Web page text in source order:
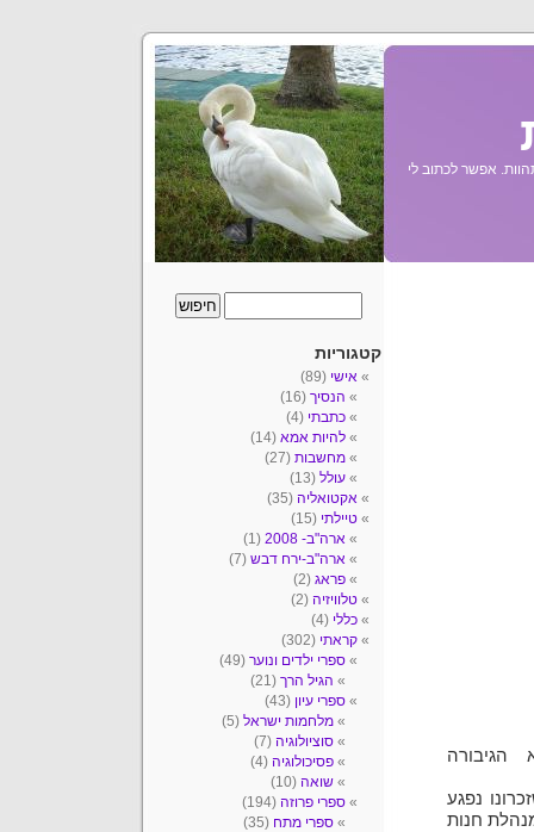
אפשר לכתוב לי
נפגע
חנות
קטגוריות
אישי (89)
הנסיך (16)
כתבתי (4)
להיות אמא (14)
מחשבות (27)
עולל (13)
אקטואליה (35)
טיילתי (15)
ארה"ב- 2008
(1)
ארה"ב-ירח דבש (7)
פראג (2)
טלוויזיה (2)
כללי (4)
קראתי (302)
ספרי ילדים ונוער (49)
הגיל הרך (21)
ספרי עיון (43)
מלחמות ישראל (5)
סוציולוגיה (7)
פסיכולוגיה (4)
שואה (10)
ספרי פרוזה (194)
ספרי מתח (35)